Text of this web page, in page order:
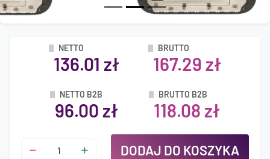
NETTO
136.01 zł
BRUTTO
167.29 zł
NETTO B2B
96.00 zł
BRUTTO B2B
118.08 zł
DODAJ DO KOSZYKA